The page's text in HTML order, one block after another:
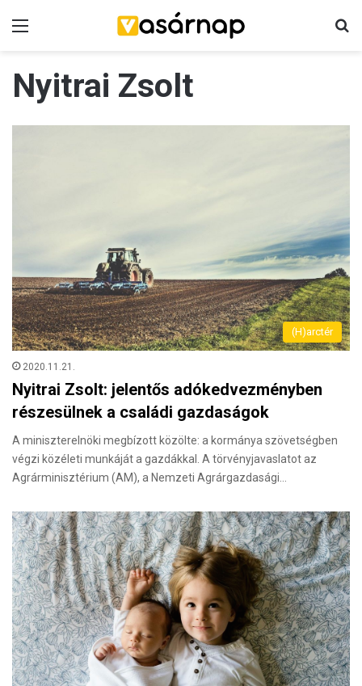
Nyitrai Zsolt
(H)arctér
2020.11.21.
Nyitrai Zsolt: jelentős adókedvezményben
részesülnek a családi gazdaságok
A miniszterelnöki megbízott közölte: a kormánya szövetségben
végzi közéleti munkáját a gazdákkal. A törvényjavaslatot az
Agrárminisztérium (AM), a Nemzeti Agrárgazdasági…